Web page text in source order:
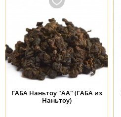
ГАБА Наньтоу "АА" (ГАБА из
Наньтоу)